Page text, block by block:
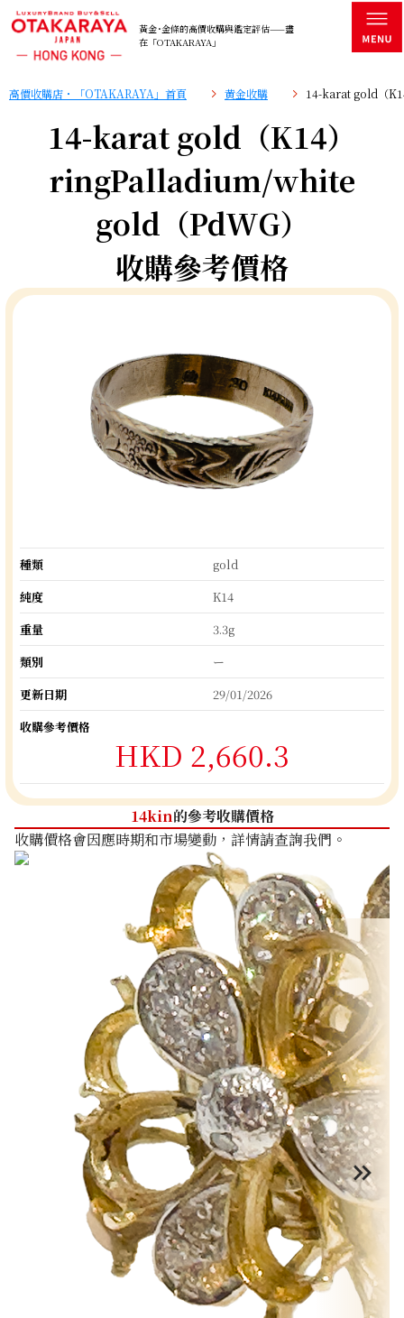
黃金･金條的高價收購與鑑定評估——盡
在「OTAKARAYA」
高價收購店・「OTAKARAYA」首頁 黄金收購 14-karat gold（
14-karat gold（K14）
ringPalladium/white
gold（PdWG）
收購參考價格
種類
gold
純度
K14
重量
3.3g
類別
ー
更新日期
29/01/2026
收購參考價格
HKD 2,660.3
14kin的參考收購價格
收購價格會因應時期和市場變動，詳情請查詢我們。